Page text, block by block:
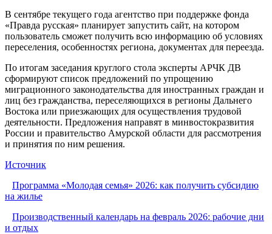
В сентябре текущего года агентство при поддержке фонда
«Правда русская» планирует запустить сайт, на котором
пользователь сможет получить всю информацию об условиях
переселения, особенностях региона, документах для переезда.
По итогам заседания круглого стола эксперты АРЧК ДВ
сформируют список предложений по упрощению
миграционного законодательства для иностранных граждан и
лиц без гражданства, переселяющихся в регионы Дальнего
Востока или приезжающих для осуществления трудовой
деятельности. Предложения направят в минвостокразвития
России и правительство Амурской области для рассмотрения
и принятия по ним решения.
Источник
Программа «Молодая семья» 2026: как получить субсидию
на жилье
Производственный календарь на февраль 2026: рабочие дни
и отдых